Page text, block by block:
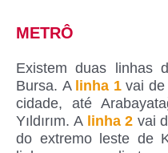
METRÔ
Existem duas linhas
Bursa. A linha 1vai de
cidade, até
Yıldırım. A linha 2 vai
do extremo leste de